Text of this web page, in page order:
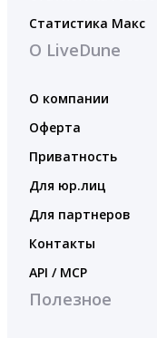
Статистика Макс
О LiveDune
О компании
Оферта
Приватность
Для юр.лиц
Для партнеров
Контакты
API / MCP
Полезное